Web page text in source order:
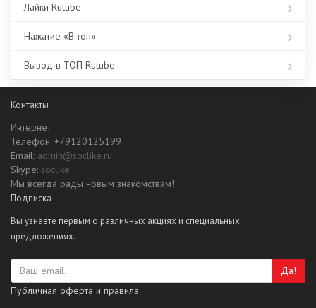
Лайки Rutube
Нажатие «В топ»
Вывод в ТОП Rutube
Контакты
Интернет
Телефон: +79120125199
Email: admin@soclike.ru
Skype: soclike
Мы всегда рады новым знакомствам!
Подписка
Вы узнаете первым о различных акциях и специальных
предложениях.
Да!
Публичная оферта и правила